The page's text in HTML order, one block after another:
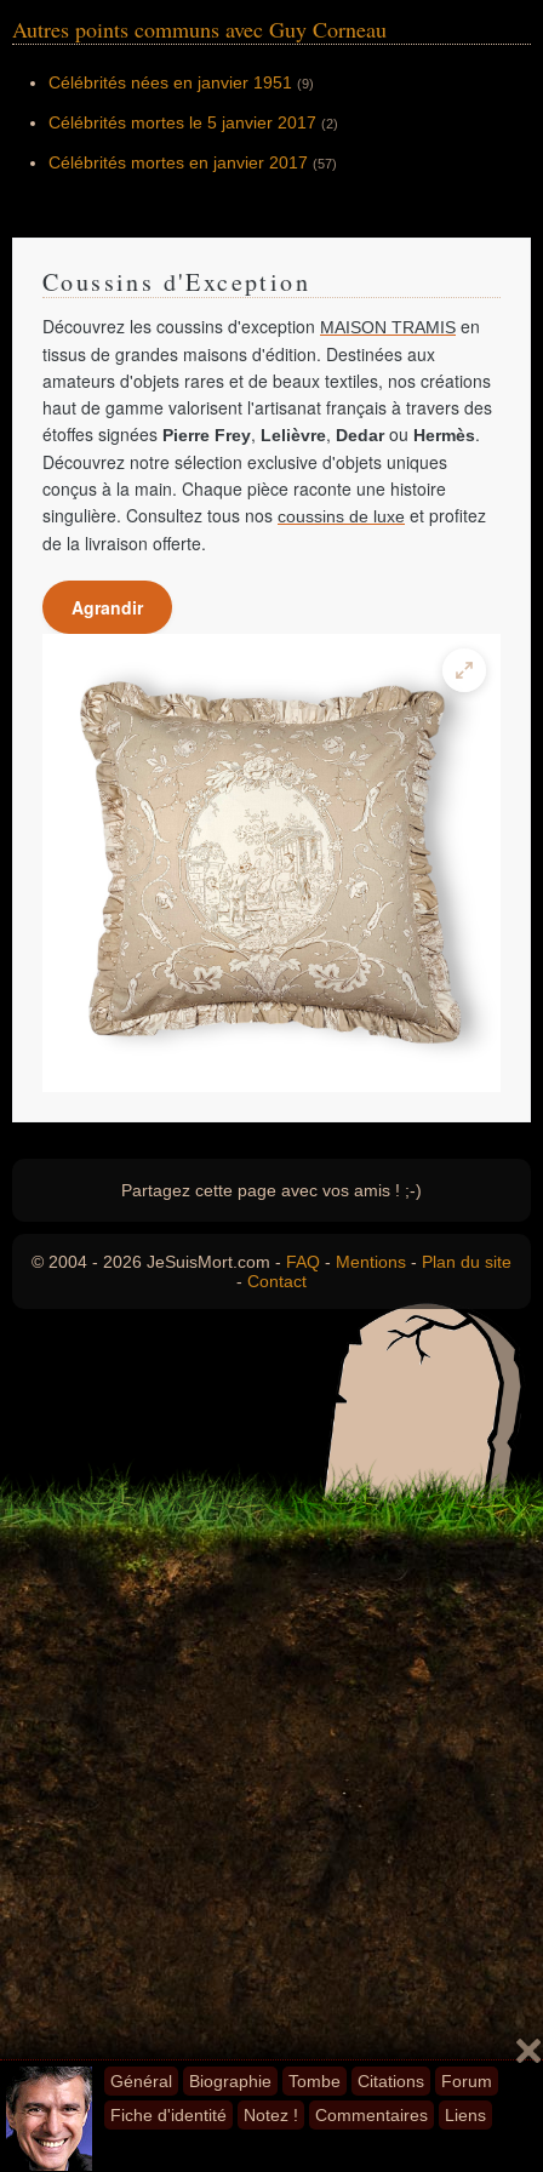
Général Biographie Tombe Citations
Forum
Fiche d'identité
Notez ! Commentaires Liens
Autres points communs avec Guy Corneau
Célébrités nées en janvier 1951 (9)
Célébrités mortes le 5 janvier 2017 (2)
Célébrités mortes en janvier 2017 (57)
Coussins d'Exception
Découvrez les coussins d'exception MAISON TRAMIS en
tissus de grandes maisons d'édition. Destinées aux
amateurs d'objets rares et de beaux textiles, nos créations
haut de gamme valorisent l'artisanat français à travers des
étoffes signées Pierre Frey, Lelièvre, Dedarou Hermès.
Découvrez notre sélection exclusive d'objets uniques
conçus à la main. Chaque pièce raconte une histoire
singulière. Consultez tous nos coussins de luxe et profitez
de la livraison offerte.
Agrandir
Partagez cette page avec vos amis ! ;-)
© 2004 - 2026 JeSuisMort.com - FAQ - Mentions - Plan du site
- Contact